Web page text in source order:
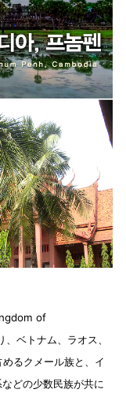
of
ベトナム、ラオス、
るクメール族と、イ
どの少数民族が共に